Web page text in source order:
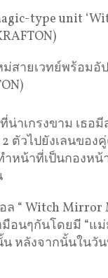
ม่สายเวทย์พร้อมอั
าเกรงขาม เธอ
ตัวไปยังเลนของ
หน้าที่เป็นกองห
“ Witch Mirror
อนๆกันโดยมี “แ
หลังจากนั้นในวั